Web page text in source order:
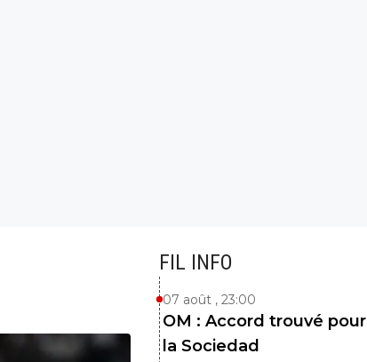
FIL INFO
07 août , 23:00
OM : Accord trouvé
la Sociedad